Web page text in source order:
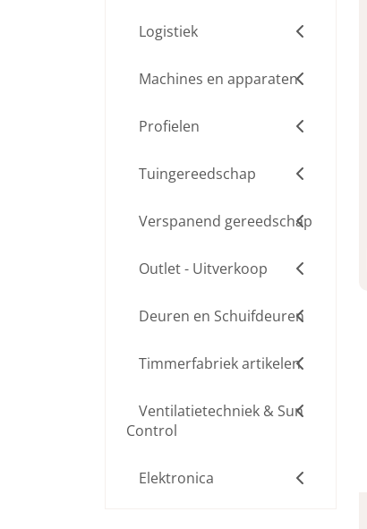
Logistiek
Machines en apparaten
Profielen
Tuingereedschap
Verspanend gereedschap
Outlet - Uitverkoop
Deuren en Schuifdeuren
Timmerfabriek artikelen
Ventilatietechniek & Sun
Control
Elektronica